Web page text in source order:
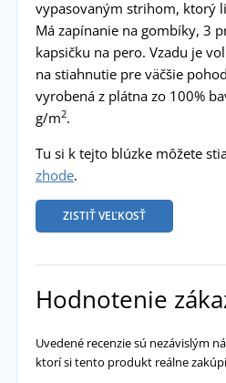
vypasovaným strihom, ktorý
Má zapínanie na gombíky, 3
kapsičku na pero. Vzadu je
na stiahnutie pre väčšie
vyrobená z plátna zo 100%
g/m2.
Tu si k tejto blúzke môžete
zhode.
ZISTIŤ VEĽKOSŤ
Hodnotenie
Uvedené recenzie sú nezávislým
ktorí si tento produkt reálne